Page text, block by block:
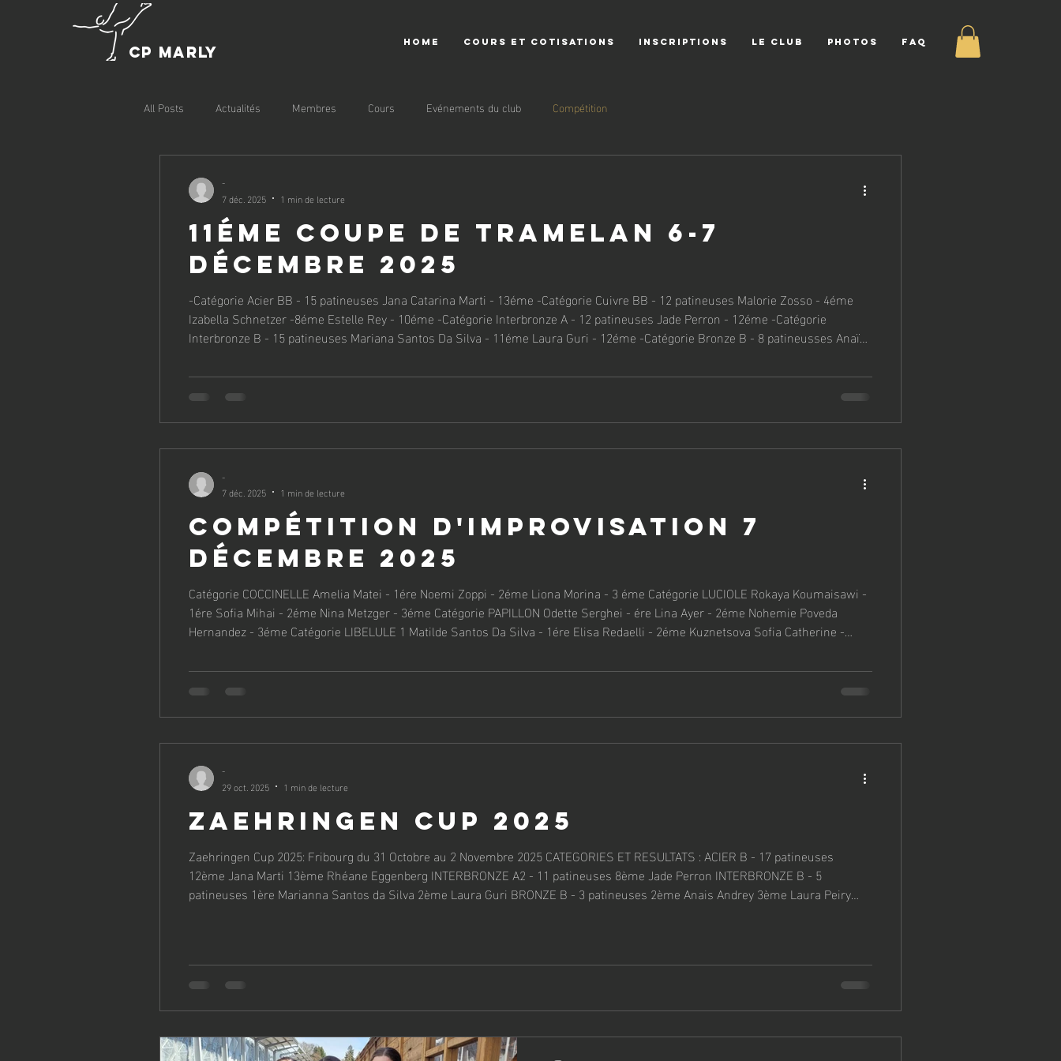
CP MARLY
HOME COURS ET COTISATIONS INSCRIPTIONS LE CLUB PHOTOS FAQ
All Posts Actualités Membres Cours Evénements du club Compétition
11éme COUPE DE TRAMELAN 6-7
DéCEMBRE 2025
-Catégorie Acier BB - 15 patineuses Jana Catarina Marti - 13éme -Catégorie Cuivre BB - 12 patineuses Malorie Zosso - 4éme
Izabella Schnetzer -8éme Estelle Rey - 10éme -Catégorie Interbronze A - 12 patineuses Jade Perron - 12éme -Catégorie
Interbronze B - 15 patineuses Mariana Santos Da Silva - 11éme Laura Guri - 12éme -Catégorie Bronze B - 8 patineusses Anaïs
-
7 déc. 2025
1 min de lecture
Compétition d'improvisation 7
décembre 2025
Catégorie COCCINELLE Amelia Matei - 1ére Noemi Zoppi - 2éme Liona Morina - 3 éme Catégorie LUCIOLE Rokaya Koumaisawi -
1ére Sofia Mihai - 2éme Nina Metzger - 3éme Catégorie PAPILLON Odette Serghei - ére Lina Ayer - 2éme Nohemie Poveda
Hernandez - 3éme Catégorie LIBELULE 1 Matilde Santos Da Silva - 1ére Elisa Redaelli - 2éme Kuznetsova Sofia Catherine -
-
7 déc. 2025
1 min de lecture
Zaehringen Cup 2025
Zaehringen Cup 2025: Fribourg du 31 Octobre au 2 Novembre 2025 CATEGORIES ET RESULTATS : ACIER B - 17 patineuses
12ème Jana Marti 13ème Rhéane Eggenberg INTERBRONZE A2 - 11 patineuses 8ème Jade Perron INTERBRONZE B - 5
patineuses 1ère Marianna Santos da Silva 2ème Laura Guri BRONZE B - 3 patineuses 2ème Anais Andrey 3ème Laura Peiry
-
29 oct. 2025
1 min de lecture